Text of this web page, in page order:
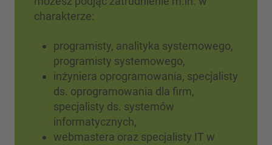
charakterze:
programisty, analityka systemowego,
programisty systemowego,
inżyniera oprogramowania, specjalisty
ds. oprogramowania dla firm,
specjalisty ds. systemów
informatycznych,
webmastera oraz specjalisty IT w